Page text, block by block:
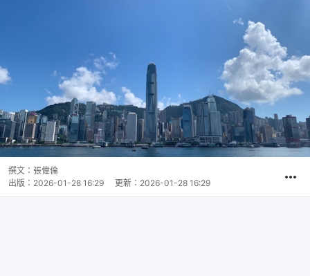
撰文： 張偉倫
出版： 2026-01-28 16:29 更新： 2026-01-28 16:29